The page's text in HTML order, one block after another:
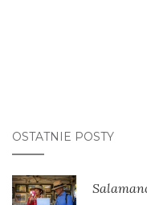
OSTATNIE POSTY